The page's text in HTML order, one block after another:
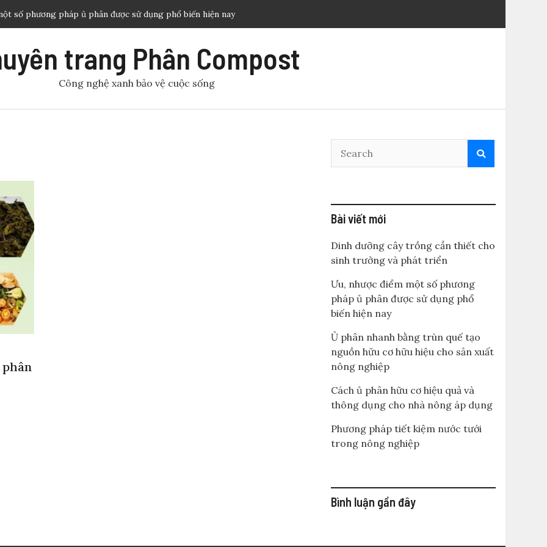
số phương pháp ủ phân được sử dụng phổ biến hiện nay
cơ hiệu quả và thông dụng cho nhà nông áp dụng
kiệm nước tưới trong nông nghiệp
trang Phân Compost
Công nghệ xanh bảo vệ cuộc sống
Bài viết mới
Dinh dưỡng cây trồng cần thiết cho
sinh trưởng và phát triển
Ưu, nhược điểm một số phương
pháp ủ phân được sử dụng phổ
biến hiện nay
Ủ phân nhanh bằng trùn quế tạo
nguồn hữu cơ hữu hiệu cho sản xuất
nông nghiệp
Cách ủ phân hữu cơ hiệu quả và
thông dụng cho nhà nông áp dụng
Phương pháp tiết kiệm nước tưới
trong nông nghiệp
Bình luận gần đây